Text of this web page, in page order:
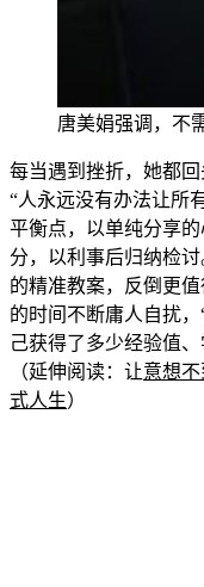
唐美娟强调，不
每当遇到挫折，她都回
“人永远没有办法让所
平衡点，以单纯分享
分，以利事后归纳检
的精准教案，反倒更
的时间不断庸人自扰
己获得了多少经验值、
（延伸阅读：让意想
式人生）